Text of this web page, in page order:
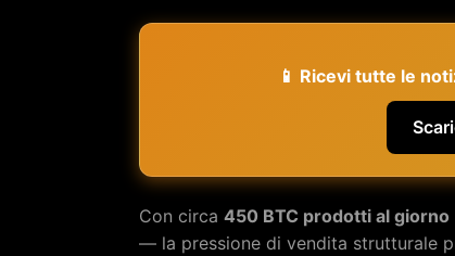
📱 Ricevi tutte le
Con circa 450 BTC prodotti al giorno
— la pressione di vendita strutturale